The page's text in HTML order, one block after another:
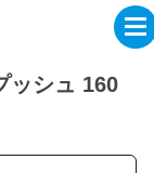
ッシュ 160